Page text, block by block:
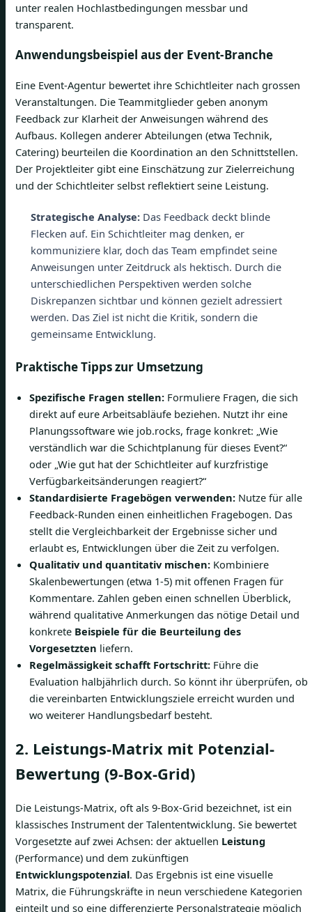
unter realen Hochlastbedingungen messbar und
transparent.
Anwendungsbeispiel aus der Event-Branche
Eine Event-Agentur bewertet ihre Schichtleiter nach grossen
Veranstaltungen. Die Teammitglieder geben anonym
Feedback zur Klarheit der Anweisungen während des
Aufbaus. Kollegen anderer Abteilungen (etwa Technik,
Catering) beurteilen die Koordination an den Schnittstellen.
Der Projektleiter gibt eine Einschätzung zur Zielerreichung
und der Schichtleiter selbst reflektiert seine Leistung.
Strategische Analyse:Das Feedback deckt blinde
Flecken auf. Ein Schichtleiter mag denken, er
kommuniziere klar, doch das Team empfindet seine
Anweisungen unter Zeitdruck als hektisch. Durch die
unterschiedlichen Perspektiven werden solche
Diskrepanzen sichtbar und können gezielt adressiert
werden. Das Ziel ist nicht die Kritik, sondern die
gemeinsame Entwicklung.
Praktische Tipps zur Umsetzung
Spezifische Fragen stellen: Formuliere Fragen, die sich
direkt auf eure Arbeitsabläufe beziehen. Nutzt ihr eine
Planungssoftware wie job.rocks, frage konkret: „Wie
verständlich war die Schichtplanung für dieses Event?“
oder „Wie gut hat der Schichtleiter auf kurzfristige
Verfügbarkeitsänderungen reagiert?“
Standardisierte Fragebögen verwenden: Nutze für alle
Feedback-Runden einen einheitlichen Fragebogen. Das
stellt die Vergleichbarkeit der Ergebnisse sicher und
erlaubt es, Entwicklungen über die Zeit zu verfolgen.
Qualitativ und quantitativ mischen: Kombiniere
Skalenbewertungen (etwa 1-5) mit offenen Fragen für
Kommentare. Zahlen geben einen schnellen Überblick,
während qualitative Anmerkungen das nötige Detail und
konkrete Beispiele für die Beurteilung des
Vorgesetzten liefern.
Regelmässigkeit schafft Fortschritt: Führe die
Evaluation halbjährlich durch. So könnt ihr überprüfen, ob
die vereinbarten Entwicklungsziele erreicht wurden und
wo weiterer Handlungsbedarf besteht.
2. Leistungs-Matrix mit Potenzial-
Bewertung (9-Box-Grid)
Die Leistungs-Matrix, oft als 9-Box-Grid bezeichnet, ist ein
klassisches Instrument der Talententwicklung. Sie bewertet
Vorgesetzte auf zwei Achsen: der aktuellen Leistung
(Performance) und dem zukünftigen
Entwicklungspotenzial. Das Ergebnis ist eine visuelle
Matrix, die Führungskräfte in neun verschiedene Kategorien
einteilt und so eine differenzierte Personalstrategie möglich